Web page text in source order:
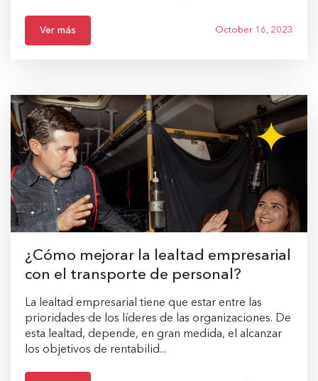
Ver más October 16, 2023
¿Cómo mejorar la lealtad empresarial
con el transporte de personal?
La lealtad empresarial tiene que estar entre las
prioridades de los líderes de las organizaciones. De
esta lealtad, depende, en gran medida, el alcanzar
los objetivos de rentabilid...